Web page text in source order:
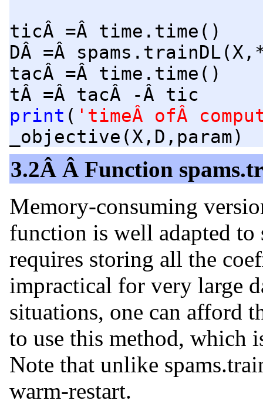
ticÂ =Â time.time()
DÂ =Â
tacÂ =Â time.time()
tÂ =Â tacÂ -Â tic
print ( 'timeÂ ofÂ
_objective(X,D,param)
3.2Â Â Function
Memory-consuming
function is well adapted
requires storing all the
impractical for very large
situations, one can afford
to use this method, which
Note that unlike
warm-restart.